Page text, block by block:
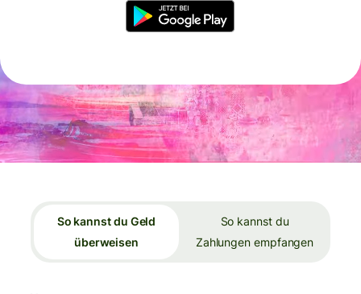
So kannst du Geld
überweisen
So kannst du
Zahlungen empfangen